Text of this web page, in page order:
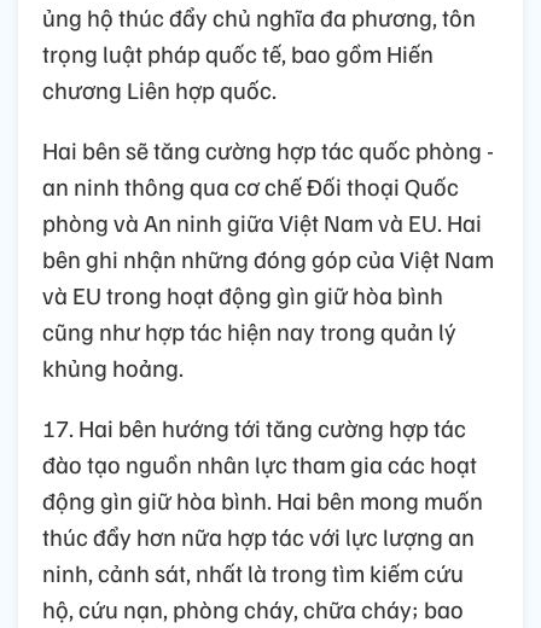
ủng hộ thúc đẩy chủ nghĩa đa phương, tôn
trọng luật pháp quốc tế, bao gồm Hiến
chương Liên hợp quốc.
Hai bên sẽ tăng cường hợp tác quốc phòng -
an ninh thông qua cơ chế Đối thoại Quốc
phòng và An ninh giữa Việt Nam và EU. Hai
bên ghi nhận những đóng góp của Việt Nam
và EU trong hoạt động gìn giữ hòa bình
cũng như hợp tác hiện nay trong quản lý
khủng hoảng.
17. Hai bên hướng tới tăng cường hợp tác
đào tạo nguồn nhân lực tham gia các hoạt
động gìn giữ hòa bình. Hai bên mong muốn
thúc đẩy hơn nữa hợp tác với lực lượng an
ninh, cảnh sát, nhất là trong tìm kiếm cứu
hộ, cứu nạn, phòng cháy, chữa cháy; bao